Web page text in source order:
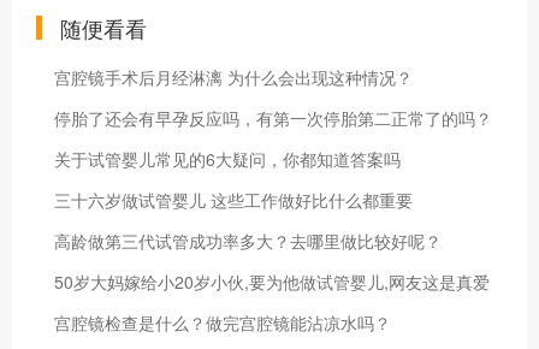
随便看看
宫腔镜手术后月经淋漓 为什么会出现这种情况？
停胎了还会有早孕反应吗，有第一次停胎第二正常了的吗？
关于试管婴儿常见的6大疑问，你都知道答案吗
三十六岁做试管婴儿 这些工作做好比什么都重要
高龄做第三代试管成功率多大？去哪里做比较好呢？
50岁大妈嫁给小20岁小伙,要为他做试管婴儿,网友这是真爱
宫腔镜检查是什么？做完宫腔镜能沾凉水吗？